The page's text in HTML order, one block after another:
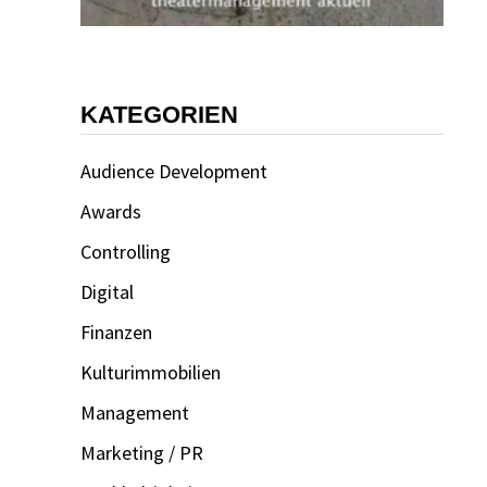
KATEGORIEN
Audience Development
Awards
Controlling
Digital
Finanzen
Kulturimmobilien
Management
Marketing / PR